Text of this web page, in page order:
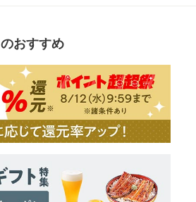
のおすすめ